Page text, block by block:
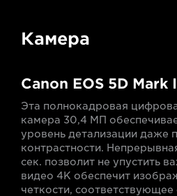
Камера
Canon EOS 5D Mark
Эта полнокадровая
камера 30,4 МП
уровень детализации даже
контрастности.
сек. позволит не упустить
видео 4K обеспечит
четкости, соответствующее